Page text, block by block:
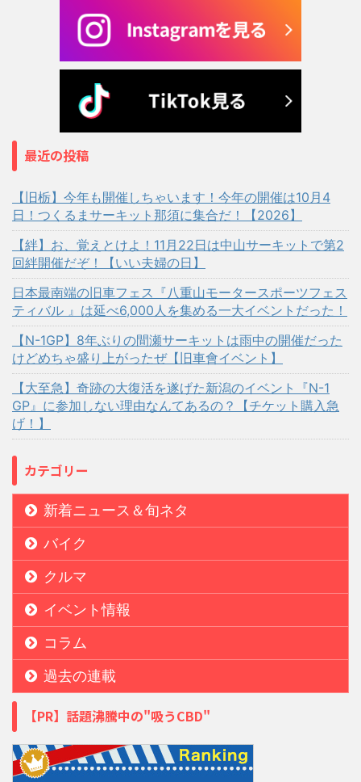
最近の投稿
【旧栃】今年も開催しちゃいます！今年の開催は10月4
日！つくるまサーキット那須に集合だ！【2026】
【絆】お、覚えとけよ！11月22日は中山サーキットで第2
回絆開催だぞ！【いい夫婦の日】
日本最南端の旧車フェス『八重山モータースポーツフェス
ティバル 』は延べ6,000人を集める一大イベントだった！
【N-1GP】8年ぶりの間瀬サーキットは雨中の開催だった
けどめちゃ盛り上がったぜ【旧車會イベント】
【大至急】奇跡の大復活を遂げた新潟のイベント『N-1
GP』に参加しない理由なんてあるの？【チケット購入急
げ！】
カテゴリー
新着ニュース＆旬ネタ
バイク
クルマ
イベント情報
コラム
過去の連載
【PR】話題沸騰中の"吸うCBD"